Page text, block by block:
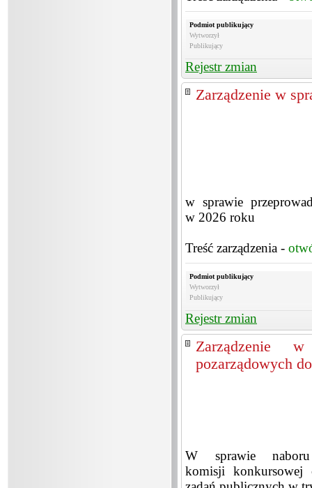
Podmiot publikujący
Wytworzył
Publikujący
Rejestr zmian
Zarządzenie w
w sprawie
w 2026 roku
Treść zarządzenia -
Podmiot publikujący
Wytworzył
Publikujący
Rejestr zmian
Zarządzenie
pozarządowych
W sprawie
komisji konkursowej